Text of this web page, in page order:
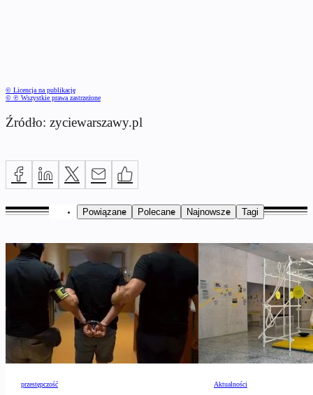
© Licencja na publikację
© ℗ Wszystkie prawa zastrzeżone
Źródło: zyciewarszawy.pl
Powiązane Polecane Najnowsze Tagi
przestępczość Aktualności